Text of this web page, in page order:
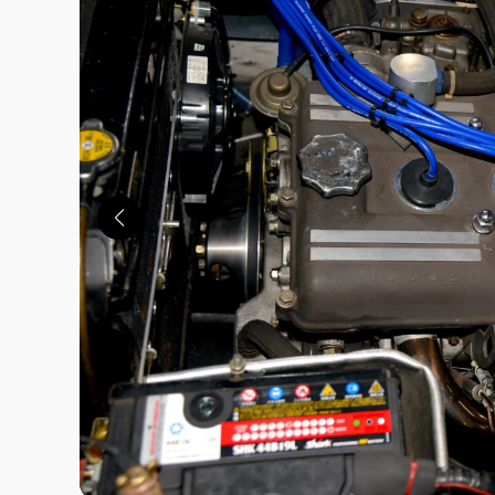
この画像の記事を